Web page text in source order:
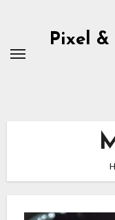
content
Pixel &